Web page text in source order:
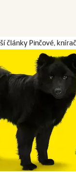
články Pinčové,